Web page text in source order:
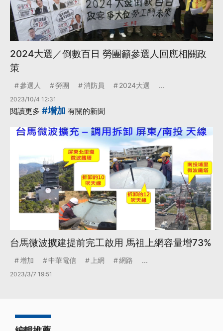
2024大選／倒數百日 勞團籲參選人回應相關政
策
參選人 勞團 消防員 2024大選 ...
2023/10/4 12:31
閱讀更多 #增加 有關的新聞
台馬微波擴建提前完工啟用 馬祖上網容量增73%
增加 中華電信 上網 網路 ...
2023/3/7 19:51